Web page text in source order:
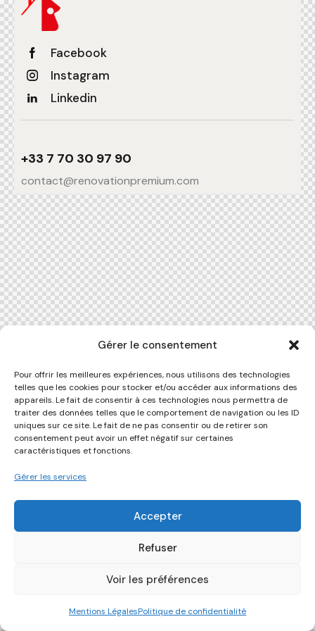
Gérer le consentement
Pour offrir les meilleures expériences, nous utilisons des technologies
telles que les cookies pour stocker et/ou accéder aux informations des
appareils. Le fait de consentir à ces technologies nous permettra de
traiter des données telles que le comportement de navigation ou les ID
uniques sur ce site. Le fait de ne pas consentir ou de retirer son
consentement peut avoir un effet négatif sur certaines
caractéristiques et fonctions.
Gérer les services
Accepter
Refuser
Voir les préférences
Mentions LégalesPolitique de confidentialité
Facebook
Instagram
Linkedin
+33 7 70 30 97 90
contact@renovationpremium.com